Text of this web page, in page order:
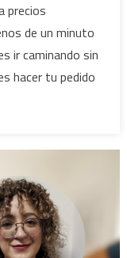
precios
de un minuto
ir caminando sin
hacer tu pedido